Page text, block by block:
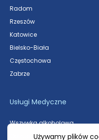
Radom
Rzeszów
Katowice
Bielsko-Biała
Częstochowa
Zabrze
Usługi Medyczne
Wszywka alkoholowa
Odtrucie alkoholowe